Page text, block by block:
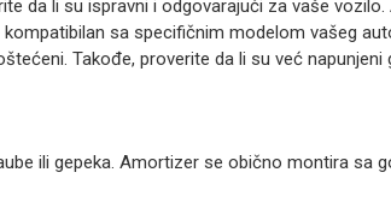
da li su ispravni i odgovarajući za vaše vozilo.
sa specifičnim modelom vašeg
Takođe, proverite da li su već
ili gepeka. Amortizer se obično montira sa